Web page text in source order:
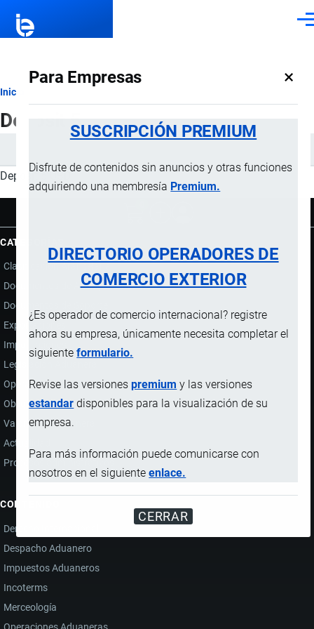
Para Empresas ×
SUSCRIPCIÓN PREMIUM
Disfrute de contenidos sin anuncios y otras funciones
adquiriendo una membresía Premium.
DIRECTORIO OPERADORES DE
COMERCIO EXTERIOR
¿Es operador de comercio internacional? registre
ahora su empresa, únicamente necesita completar el
siguienteformulario.
Revise las versionespremium y las versiones
estandar disponibles para la visualización de su
empresa.
Para más información puede comunicarse con
nosotros en el siguienteenlace.
CERRAR
Ruta
de
Inicio
Deposit 5
Deposit 5 USD
CATEGORÍAS
Clasificación Arancelaria
Documentos de Acompañamiento
Documentos de Soporte
Exportaciones
Importaciones
Legislación Aduanera
Operaciones internacionales
Obligación Tributaria
Valoración Aduanera
Actualidad
Procesos administrativos
CONTENIDO
Derecho Internacional
Despacho Aduanero
Impuestos Aduaneros
Incoterms
Merceología